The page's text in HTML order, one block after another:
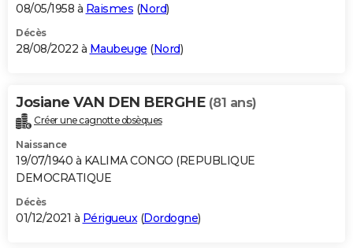
08/05/1958 à Raismes (Nord)
Décès
28/08/2022 à Maubeuge (Nord)
Josiane VAN DEN BERGHE (81 ans)
Créer une cagnotte obsèques
Naissance
19/07/1940 à KALIMA CONGO (REPUBLIQUE
DEMOCRATIQUE
Décès
01/12/2021 à Périgueux(Dordogne)